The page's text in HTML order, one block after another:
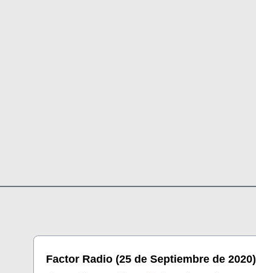
Factor Radio (25 de Septiembre de 2020)